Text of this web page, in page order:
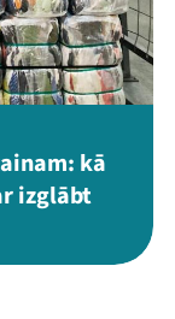
Flick TikTok
kā
izglābt